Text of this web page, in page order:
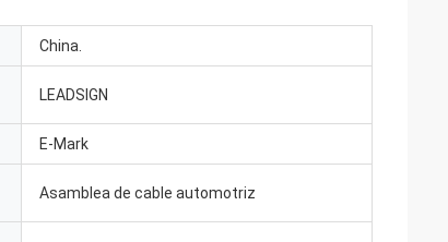
China.
LEADSIGN
E-Mark
Asamblea de cable automotriz